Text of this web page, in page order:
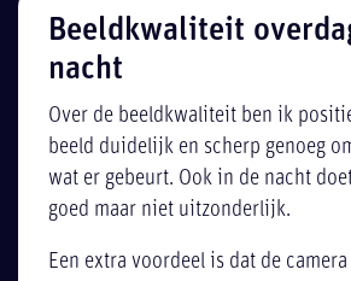
Beeldkwaliteit
nacht
Over de beeldkwaliteit ben ik
beeld duidelijk en scherp genoeg
wat er gebeurt. Ook in de nacht
goed maar niet uitzonderlijk.
Een extra voordeel is dat de